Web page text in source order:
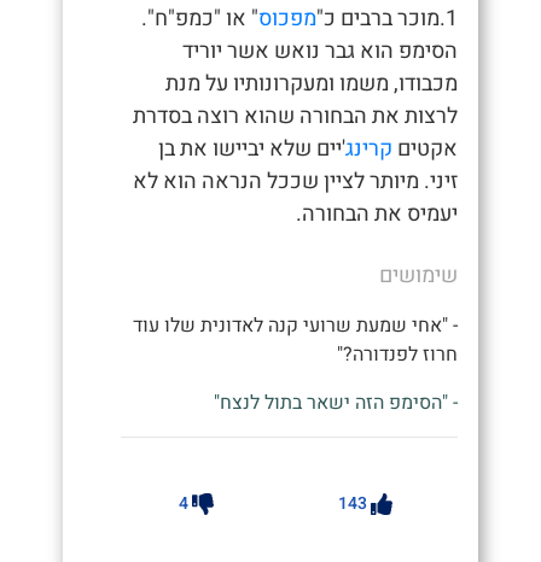
1.מוכר ברבים כ"
מפכוס" או "כמפ"ח".
הסימפ הוא גבר נואש אשר יוריד
מכבודו, משמו ומעקרונותיו על מנת
לרצות את הבחורה שהוא רוצה בסדרת
אקטים קרינג'יים שלא יביישו את בן
זיני. מיותר לציין שככל הנראה הוא לא
יעמיס את הבחורה.
שימושים
- "אחי שמעת שרועי קנה לאדונית שלו עוד
חרוז לפנדורה?"
- "הסימפ הזה ישאר בתול לנצח"
143
4